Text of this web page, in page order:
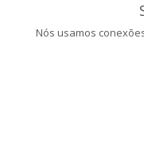
Nós usamos